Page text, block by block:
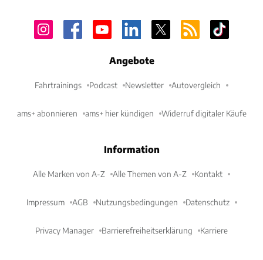
Angebote
Fahrtrainings Podcast Newsletter Autovergleich
ams+ abonnieren ams+ hier kündigen Widerruf digitaler Käufe
Information
Alle Marken von A-Z Alle Themen von A-Z Kontakt
Impressum AGB Nutzungsbedingungen Datenschutz
Privacy Manager Barrierefreiheitserklärung Karriere